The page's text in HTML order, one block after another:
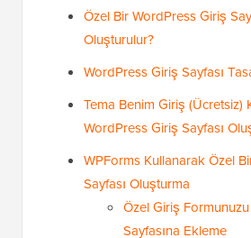
Özel Bir WordPress Giriş
Oluşturulur?
WordPress Giriş Sayfası
Tema Benim Giriş (Ücretsiz)
WordPress Giriş Sayfası
WPForms Kullanarak Özel
Sayfası Oluşturma
Özel Giriş
Sayfasına Ekleme